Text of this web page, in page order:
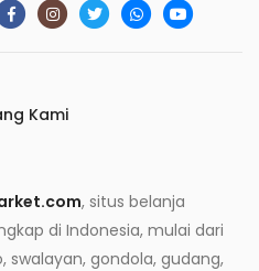
Kami
, situs belanja
di Indonesia, mulai dari
swalayan, gondola, gudang,